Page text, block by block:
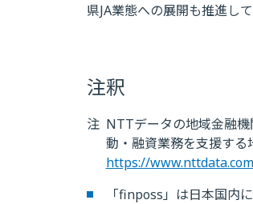
県JA業態への展開も推進して
注釈
注 NTTデータの地域金融
動・融資業務を支援する
https://
「finposs」は日本国内